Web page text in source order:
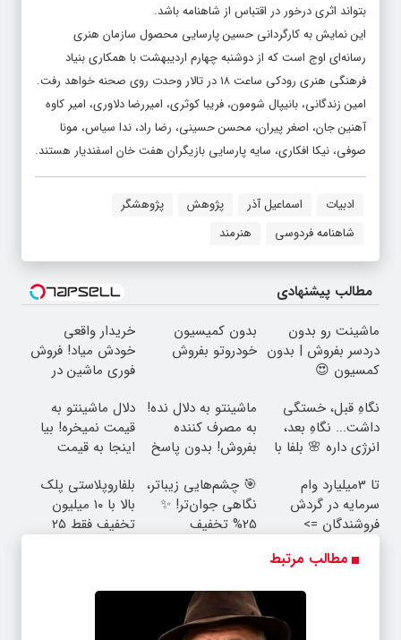
بتواند اثری درخور در اقتباس از شاهنامه باشد.
این نمایش به کارگردانی حسین پارسایی محصول سازمان هنری
رسانه‌ای اوج است که از دوشنبه چهارم اردیبهشت با همکاری بنیاد
فرهنگی هنری رودکی ساعت ۱۸ در تالار وحدت روی صحنه خواهد رفت.
امین زندگانی، بانیپال شومون، فریبا کوثری، امیررضا دلاوری، امیر کاوه
آهنین جان، اصغر پیران، محسن حسینی، رضا راد، ندا سیاس، مونا
صوفی، نیکا افکاری، سایه پارسایی بازیگران هفت خان اسفندیار هستند.
ادبیات اسماعیل آذر پژوهش
پژوهشگر
شاهنامه فردوسی
هنرمند
مطالب پیشنهادی
ماشینت رو بدون
دردسر بفروش | بدون
کمسیون 😍
بدون کمیسیون
خودروتو بفروش
خریدار واقعی
خودش میاد! فروش
فوری ماشین در
نگاهِ قبل، خستگی
داشت... نگاهِ بعد،
انرژی داره 🌸 بلفا با
ماشینتو به دلال نده!
به مصرف کننده
بفروش! بدون پاسخ
دلال ماشینتو به
قیمت نمیخره! بیا
اینجا به قیمت
واقعی*
تا 3میلیارد وام
سرمایه در گردش
فروشندگان =>
🎯 چشم‌هایی زیباتر،
نگاهی جوان‌تر! ✨
25% تخفیف
بلفاروپلاستی پلک
بالا با ۱۰ میلیون
تخفیف فقط ۲۵
مطالب مرتبط